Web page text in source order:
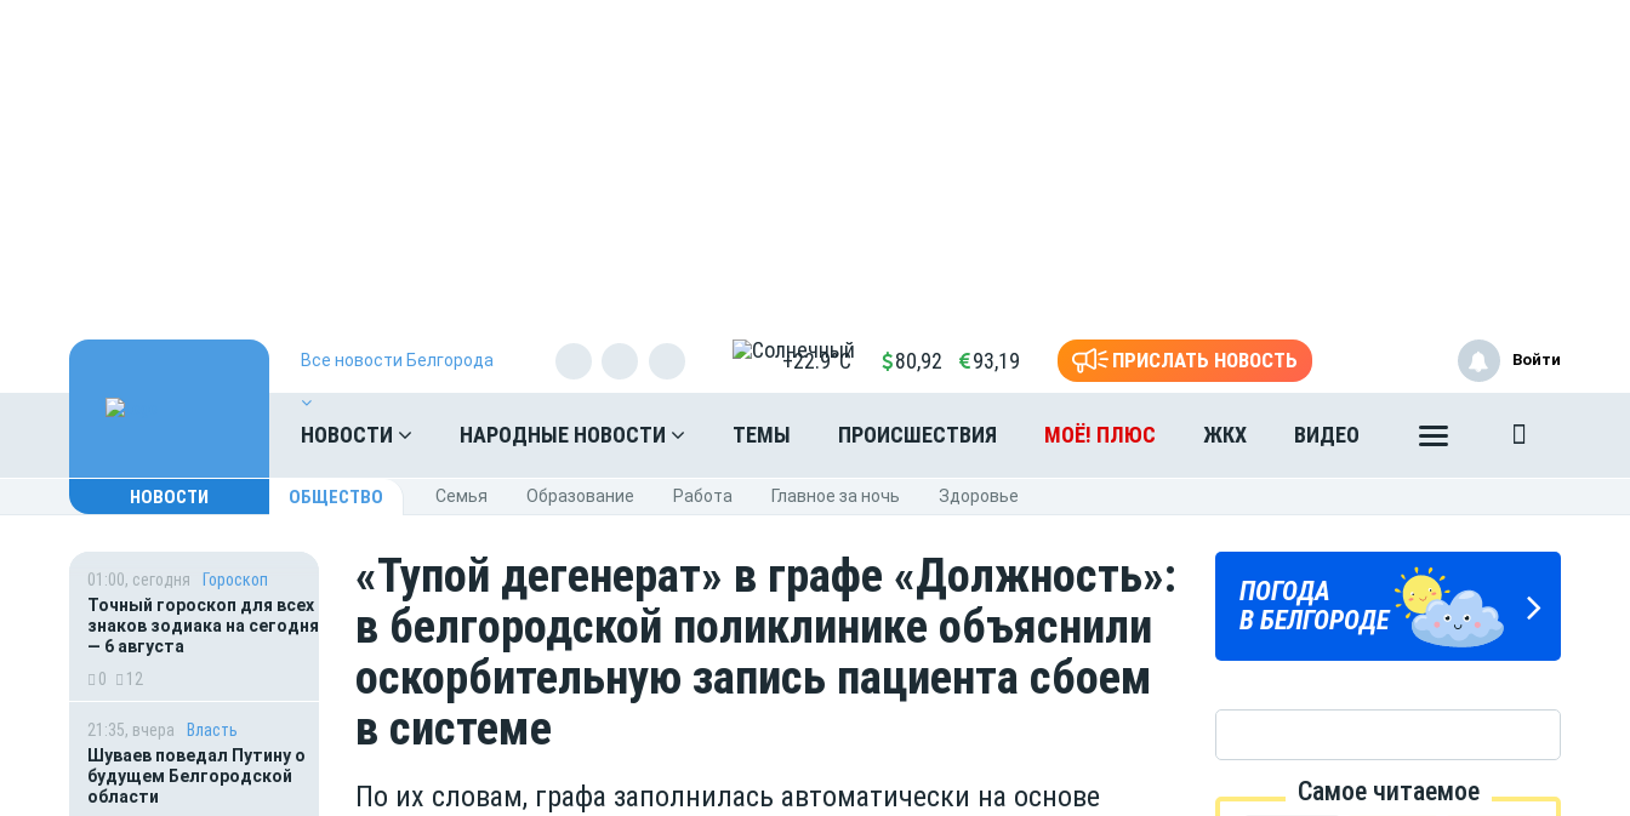
Все новости Белгорода +22.9°C 80,92 93,19 ПРИСЛАТЬ НОВОСТЬ
НОВОСТИ НАРОДНЫЕ НОВОСТИ ТЕМЫ ПРОИСШЕСТВИЯ МОЁ! ПЛЮС ЖКХ ВИДЕО
Войти
НОВОСТИ ОБЩЕСТВО Cемья Oбразование Pабота Главное за ночь Здоровье
01:00, сегодня
Гороскоп
Точный гороскоп для всех
знаков зодиака на сегодня
— 6 августа
0
12
21:35, вчера
Власть
Шуваев поведал Путину о
будущем Белгородской
области
«Тупой дегенерат» в графе «Должность»:
в белгородской поликлинике объяснили
оскорбительную запись пациента сбоем
в системе
По их словам, графа заполнилась автоматически на основе
ПОГОДА
В БЕЛГОРОДЕ
ГОРОСКОП
НА КАЖДЫЙ ДЕНЬ
Подпишись
на тг-канал
«МОЁ! Белгород»
Самое читаемое